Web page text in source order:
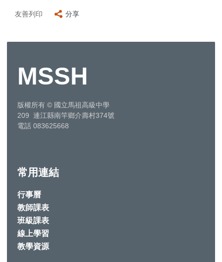
友善列印 分享
MSSH
版權所有 © 國立馬祖高級中學
209 連江縣南竿鄉介壽村374號
電話 083625668
常用連結
行事曆
教師課表
班級課表
線上學習
教學資源